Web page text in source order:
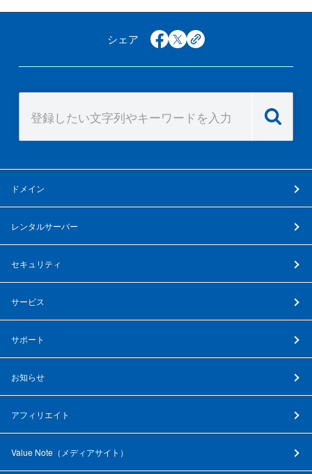
シェア facebook
x copy
ドメイン
レンタルサーバー
セキュリティ
サービス
サポート
お知らせ
アフィリエイト
Value Note（ メディアサイト ）